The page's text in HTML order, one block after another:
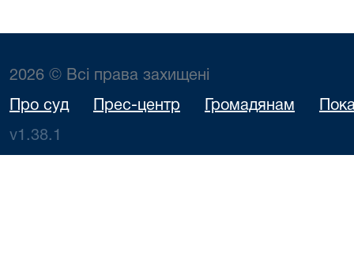
2026 © Всі права захищені
Про суд Прес-центр Громадянам
v1.38.1